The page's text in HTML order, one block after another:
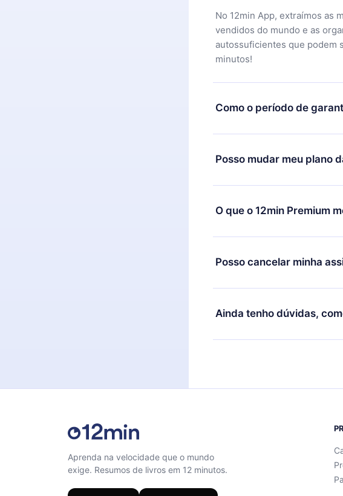
No 12min App, extraímos as
vendidos do mundo e as
autossuficientes que podem
minutos!
Como o período de
Você pode baixar nosso
motivo não ficar satisfeito
equipe de suporte (
Posso mudar meu plano
Sim, mas a mudança só se
exemplo, se você decidiu
mudança para o plano
O que o 12min Premium
O 12min Premium é um
títulos disponíveis em 3
ouvir a qualquer momento
microbook.
Posso cancelar minha
Sim, caso decida por não
qualquer momento e o
Ainda tenho dúvidas,
Sinta-se livre para entrar em
Aprenda na velocidade que o mundo
exige. Resumos de livros em 12 minutos.